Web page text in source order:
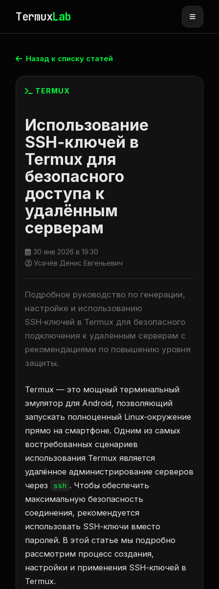
TermuxLab
Назад к списку статей
TERMUX
Использование
SSH‑ключей в
Termux для
безопасного
доступа к
удалённым
серверам
30 янв 2026 в 19:30
Усачёв Денис Евгеньевич
Подробное руководство по генерации,
настройке и использованию
SSH‑ключей в Termux для безопасного
подключения к удалённым серверам с
рекомендациями по повышению уровня
защиты.
Termux — это мощный терминальный
эмулятор для Android, позволяющий
запускать полноценный Linux‑окружение
прямо на смартфоне. Одним из самых
востребованных сценариев
использования Termux является
удалённое администрирование серверов
через
ssh . Чтобы обеспечить
максимальную безопасность
соединения, рекомендуется
использовать SSH‑ключи вместо
паролей. В этой статье мы подробно
рассмотрим процесс создания,
настройки и применения SSH‑ключей в
Termux.